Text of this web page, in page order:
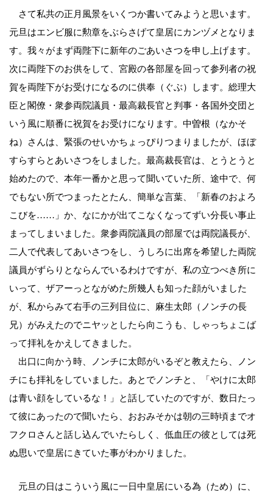
さて私共の正月風景をいくつか書いてみようと思います。
元旦はエンビ服に勲章をぶらさげて皇居にカンヅメとなりま
す。我々がまず両陛下に新年のごあいさつを申し上げます。
次に両陛下のお供をして、宮殿の各部屋を回って参列者の祝
賀を両陛下がお受けになるのに供奉（ぐぶ）します。総理大
臣と閣僚・衆参両院議員・最高裁長官と判事・各国外交団と
いう風に順番に祝賀をお受けになります。中曽根（なかそ
ね）さんは、緊張のせいかちょっぴりつまりましたが、ほぼ
すらすらとあいさつをしました。最高裁長官は、とうとうと
始めたので、本年一番かと思って聞いていた所、途中で、何
でもない所でつまったとたん、簡単な言葉、「新春のおよろ
こびを……」か、なにかが出てこなくなってずい分長い事止
まってしまいました。衆参両院議員の部屋では両院議長が、
二人で代表してあいさつをし、うしろに出席を希望した両院
議員がずらりとならんでいるわけですが、私の立つべき所に
いって、ザアーっとながめた所幾人も知った顔がいました
が、私からみて右手の三列目位に、麻生太郎（ノンチの長
兄）がみえたのでニヤッとしたら向こうも、しゃっちょこば
って拝礼をかえしてきました。
出口に向かう時、ノンチに太郎がいるぞと教えたら、ノン
チにも拝礼をしていました。あとでノンチと、「やけに太郎
は青い顔をしているな！」と話していたのですが、数日たっ
て彼にあったので聞いたら、おおみそかは朝の三時頃までオ
フクロさんと話し込んでいたらしく、低血圧の彼としては死
ぬ思いで皇居にきていた事がわかりました。
元旦の日はこういう風に一日中皇居にいる為（ため）に、